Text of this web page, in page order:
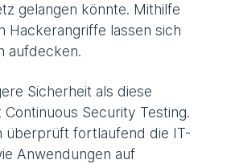
gelangen könnte. Mithilfe
Hackerangriffe lassen sich
aufdecken.
Sicherheit als diese
Security Testing.
überprüft fortlaufend die IT-
Anwendungen auf